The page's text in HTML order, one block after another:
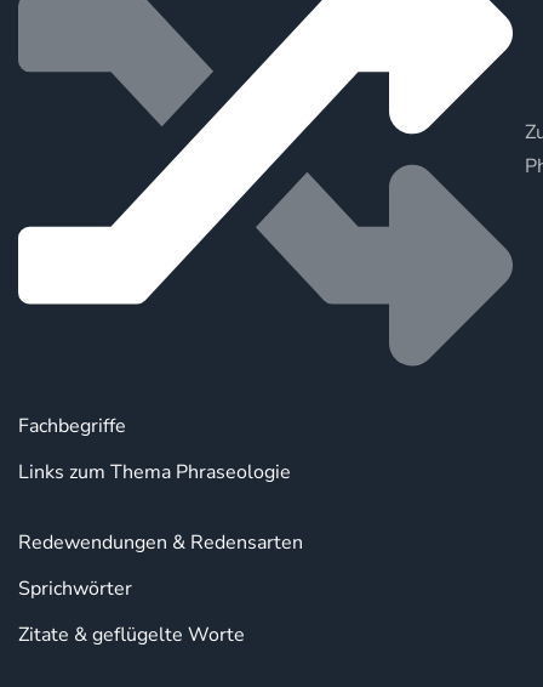
Fachbegriffe
Links zum Thema Phraseologie
Redewendungen & Redensarten
Sprichwörter
Zitate & geflügelte Worte